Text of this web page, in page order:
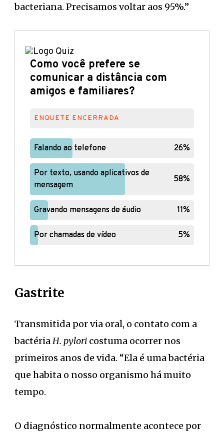
bacteriana. Precisamos voltar aos 95%.”
Como você prefere se
comunicar a distância com
amigos e familiares?
ENQUETE ENCERRADA
Falando ao telefone 26%
Falando ao telefone 26%
Por texto, usando aplicativos de
mensagem
58%
Por texto, usando aplicativos de
mensagem
58%
Gravando mensagens de áudio 11%
Gravando mensagens de áudio 11%
Por chamadas de vídeo 5%
Por chamadas de vídeo 5%
Gastrite
Transmitida por via oral, o contato com a
bactériaH. pylori costuma ocorrer nos
primeiros anos de vida. “Ela é uma bactéria
que habita o nosso organismo há muito
tempo.
O diagnóstico normalmente acontece por